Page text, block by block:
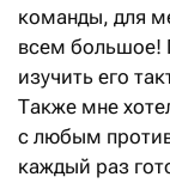
команды, для
всем большое!
изучить его
Также мне
с любым
каждый раз